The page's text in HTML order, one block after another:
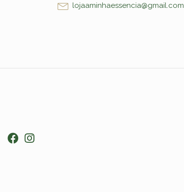
lojaaminhaessencia@gmail.com